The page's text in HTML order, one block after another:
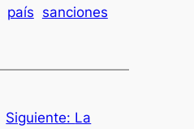
país sanciones
Siguiente: La